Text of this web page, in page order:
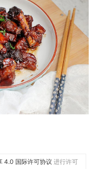
4.0 国际许可协议 进行许可